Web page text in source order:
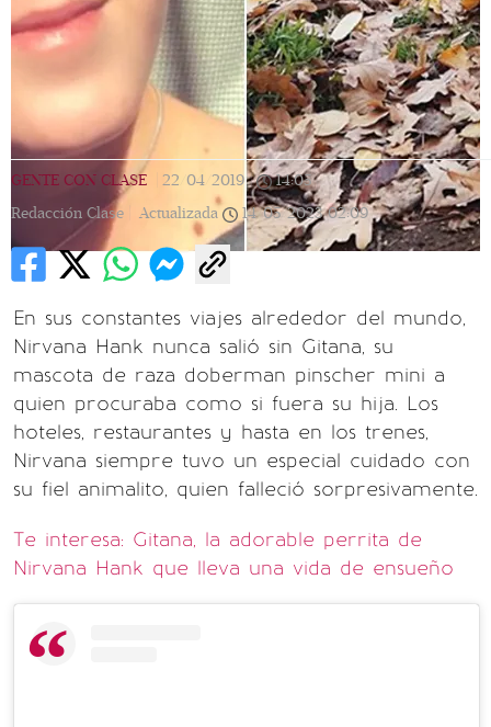
GENTE CON CLASE 22/04/2019 | 14:05 |
Redacción Clase |
Actualizada 14/05/2023 02:09
En sus constantes viajes alrededor del mundo,
Nirvana Hank nunca salió sin Gitana, su
mascota de raza doberman pinscher mini a
quien procuraba como si fuera su hija. Los
hoteles, restaurantes y hasta en los trenes,
Nirvana siempre tuvo un especial cuidado con
su fiel animalito, quien falleció sorpresivamente.
Te interesa: Gitana, la adorable perrita de
Nirvana Hank que lleva una vida de ensueño